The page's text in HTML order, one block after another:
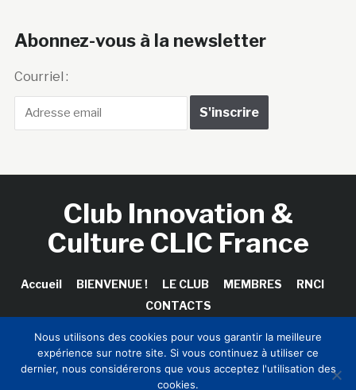
Abonnez-vous à la newsletter
Courriel :
Club Innovation &
Culture CLIC France
Accueil BIENVENUE ! LE CLUB MEMBRES
RNCI
CONTACTS
Copyright © 2026 Club Innovation & Culture CLIC France /
Nous utilisons des cookies pour vous garantir la meilleure
expérience sur notre site. Si vous continuez à utiliser ce
dernier, nous considérerons que vous acceptez l'utilisation des
cookies.